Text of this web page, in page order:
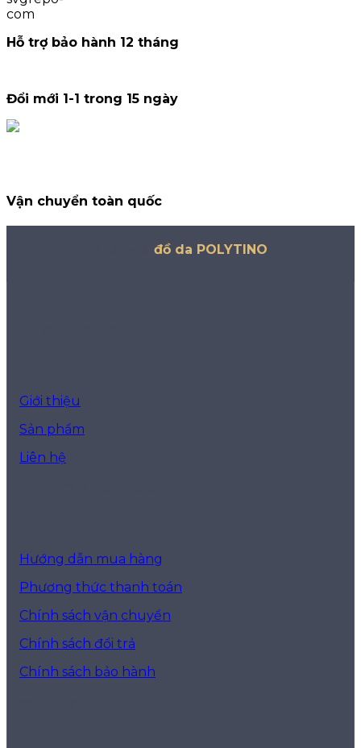
Hỗ trợ bảo hành 12 tháng
Đổi mới 1-1 trong 15 ngày
Vận chuyển toàn quốc
đồ da POLYTINO
Giới thiệu
Sản phẩm
Liên hệ
Hướng dẫn mua hàng
Phương thức thanh toán
Chính sách vận chuyển
Chính sách đổi trả
Chính sách bảo hành